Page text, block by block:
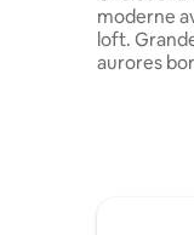
moderne
loft.
aurores
calme,
naturelle